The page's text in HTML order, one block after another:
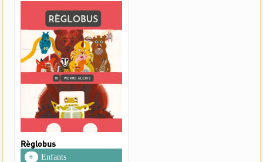
Règlobus
Enfants